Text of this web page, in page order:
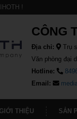
!
CÔNG
Địa chỉ:
Trụ
Văn phòng đại
Hotline:
Email:
GIỚI THIỆU SẢN